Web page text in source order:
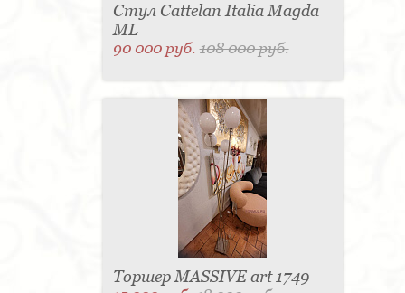
Стул Cattelan Italia Magda
ML
90 000 руб.108 000 руб.
Торшер MASSIVE art 1749